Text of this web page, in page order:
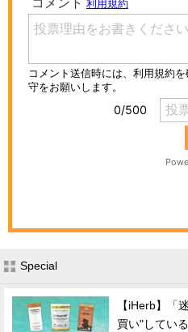
Special
【iHerb】「
買い"してい